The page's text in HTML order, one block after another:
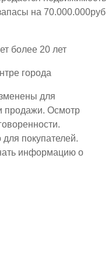
на 70.000.000руб
более 20 лет
города
для
продажи. Осмотр
покупателей.
информацию о